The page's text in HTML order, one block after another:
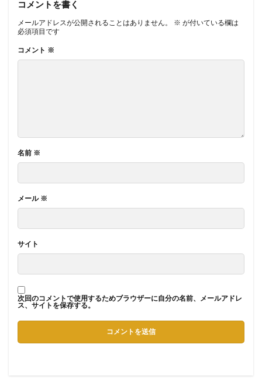
コメントを書く
メールアドレスが公開されることはありません。 ※ が付いている欄は
必須項目です
コメント ※
名前 ※
メール ※
サイト
次回のコメントで使用するためブラウザーに自分の名前、メールアドレ
ス、サイトを保存する。